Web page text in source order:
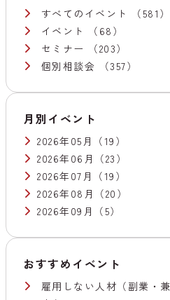
すべてのイベント
（581）
イベント
（68）
セミナー
（203）
個別相談会
（357）
月別イベント
2026年05月
（19）
2026年06月
（23）
2026年07月
（19）
2026年08月
（20）
2026年09月
（5）
おすすめイベント
雇用しない人材（副業・